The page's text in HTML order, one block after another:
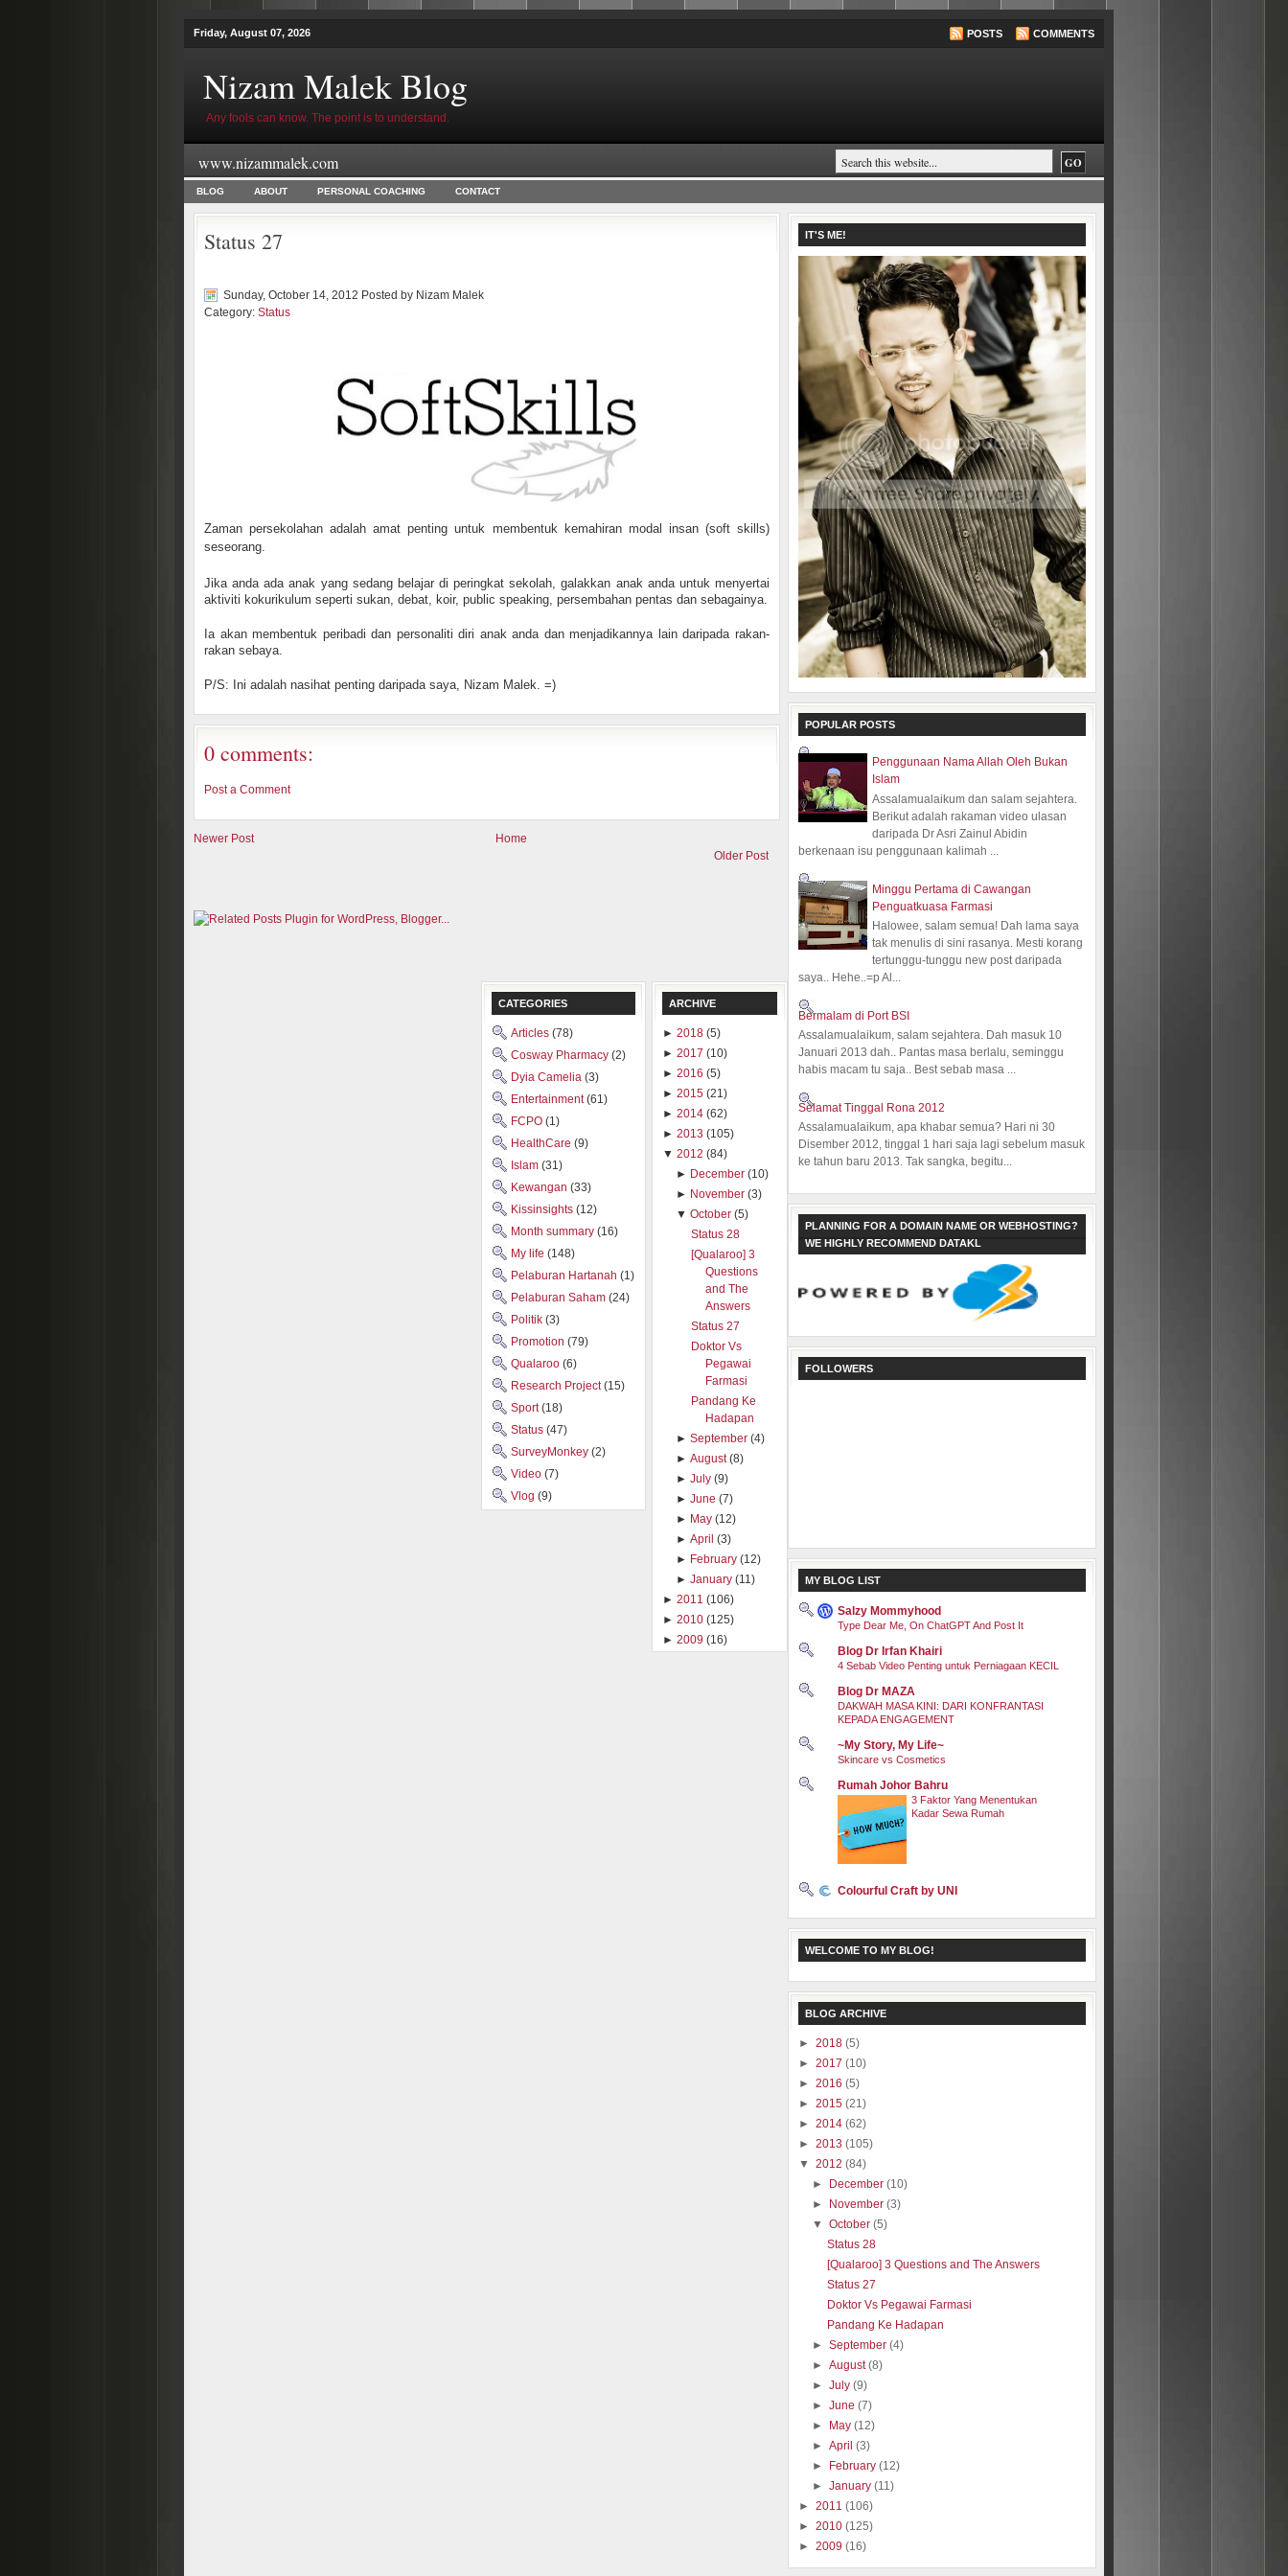
Friday, August 07, 2026 POSTS COMMENTS
Nizam Malek Blog
Any fools can know. The point is to understand.
www.nizammalek.com
BLOG ABOUT PERSONAL COACHING CONTACT
Status 27
Sunday, October 14, 2012 Posted by Nizam Malek
Category: Status
Zaman persekolahan adalah amat penting untuk membentuk kemahiran modal insan (soft skills)
seseorang.
Jika anda ada anak yang sedang belajar di peringkat sekolah, galakkan anak anda untuk menyertai
aktiviti kokurikulum seperti sukan, debat, koir, public speaking, persembahan pentas dan sebagainya.
Ia akan membentuk peribadi dan personaliti diri anak anda dan menjadikannya lain daripada rakan-
rakan sebaya.
P/S: Ini adalah nasihat penting daripada saya, Nizam Malek. =)
0 comments:
Post a Comment
Newer Post
Older Post
Home
IT'S ME!
POPULAR POSTS
Penggunaan Nama Allah Oleh Bukan
Islam
Assalamualaikum dan salam sejahtera.
Berikut adalah rakaman video ulasan
daripada Dr Asri Zainul Abidin
berkenaan isu penggunaan kalimah ...
Minggu Pertama di Cawangan
Penguatkuasa Farmasi
Halowee, salam semua! Dah lama saya
tak menulis di sini rasanya. Mesti korang
tertunggu-tunggu new post daripada
saya.. Hehe..=p Al...
Bermalam di Port BSI
Assalamualaikum, salam sejahtera. Dah masuk 10
Januari 2013 dah.. Pantas masa berlalu, seminggu
habis macam tu saja.. Best sebab masa ...
Selamat Tinggal Rona 2012
Assalamualaikum, apa khabar semua? Hari ni 30
Disember 2012, tinggal 1 hari saja lagi sebelum masuk
ke tahun baru 2013. Tak sangka, begitu...
PLANNING FOR A DOMAIN NAME OR WEBHOSTING?
WE HIGHLY RECOMMEND DATAKL
FOLLOWERS
MY BLOG LIST
Salzy Mommyhood
Type Dear Me, On ChatGPT And Post It
Blog Dr Irfan Khairi
4 Sebab Video Penting untuk Perniagaan KECIL
Blog Dr MAZA
DAKWAH MASA KINI: DARI KONFRANTASI
KEPADA ENGAGEMENT
~My Story, My Life~
Skincare vs Cosmetics
Rumah Johor Bahru
3 Faktor Yang Menentukan
Kadar Sewa Rumah
Colourful Craft by UNI
WELCOME TO MY BLOG!
BLOG ARCHIVE
► 2018 (5)
► 2017 (10)
► 2016 (5)
► 2015 (21)
► 2014 (62)
► 2013 (105)
▼ 2012 (84)
► December(10)
► November(3)
▼October(5)
Status 28
[Qualaroo] 3 Questions and The Answers
Status 27
Doktor Vs Pegawai Farmasi
Pandang Ke Hadapan
►September(4)
►August(8)
►July(9)
►June(7)
► May(12)
►April(3)
► February(12)
►January(11)
► 2011 (106)
► 2010 (125)
► 2009 (16)
CATEGORIES
Articles (78)
Cosway Pharmacy (2)
Dyia Camelia (3)
Entertainment(61)
FCPO (1)
HealthCare (9)
Islam (31)
Kewangan (33)
Kissinsights (12)
Month summary (16)
My life (148)
Pelaburan Hartanah (1)
Pelaburan Saham (24)
Politik (3)
Promotion (79)
Qualaroo (6)
Research Project(15)
Sport(18)
Status (47)
SurveyMonkey (2)
Video (7)
Vlog (9)
ARCHIVE
► 2018 (5)
► 2017 (10)
► 2016 (5)
► 2015 (21)
► 2014 (62)
► 2013 (105)
▼ 2012 (84)
► December (10)
► November (3)
▼October (5)
Status 28
[Qualaroo] 3
Questions
and The
Answers
Status 27
Doktor Vs
Pegawai
Farmasi
Pandang Ke
Hadapan
►September (4)
►August (8)
►July (9)
►June (7)
► May (12)
►April (3)
► February (12)
►January (11)
► 2011 (106)
► 2010 (125)
► 2009 (16)